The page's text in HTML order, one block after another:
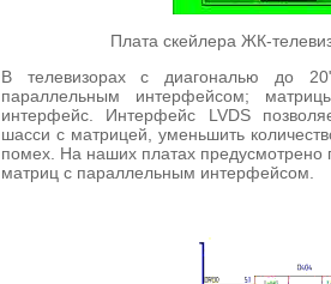
Плата скейлера ЖК-
В телевизорах с диагональю до
параллельным интерфейсом;
интерфейс. Интерфейс LVDS
шасси с матрицей, уменьшить
помех. На наших платах предусмотрено
матриц с параллельным интерфейсом.